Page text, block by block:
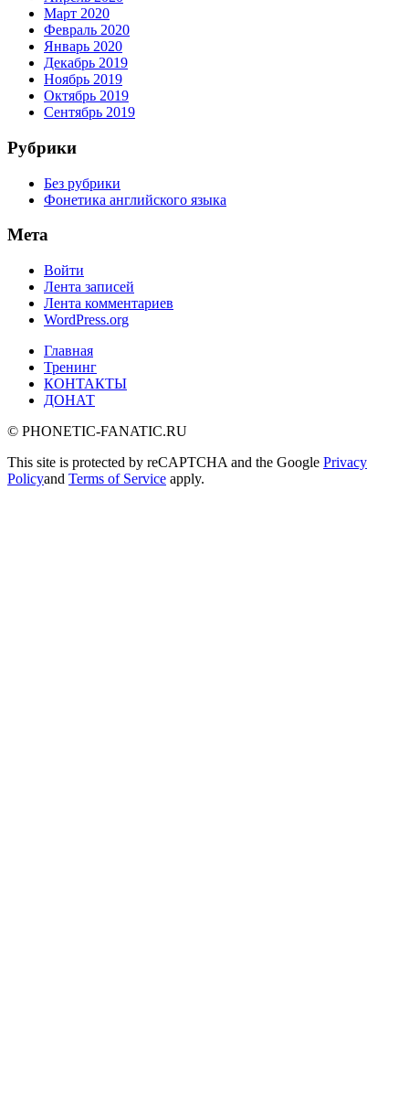
Март 2020
Февраль 2020
Январь 2020
Декабрь 2019
Ноябрь 2019
Октябрь 2019
Сентябрь 2019
Рубрики
Без рубрики
Фонетика английского языка
Мета
Войти
Лента записей
Лента комментариев
WordPress.org
Главная
Тренинг
КОНТАКТЫ
ДОНАТ
© PHONETIC-FANATIC.RU
This site is protected by reCAPTCHA and the Google Privacy
Policyand Terms of Service apply.